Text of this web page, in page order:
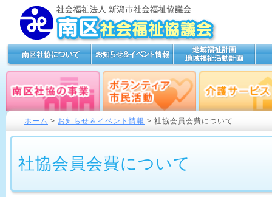
ホーム > お知らせ＆イベント情報 > 社協会員会費について
社協会員会費について